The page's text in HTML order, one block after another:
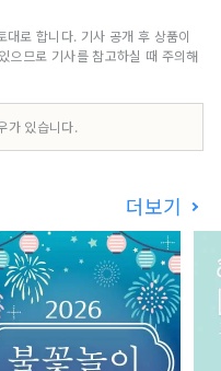
포 현장과 교토, 오사카, 간
서 펼쳐지는 네트워크를
가들과 다양한 문화예술,
공동 창조의 범위를 넓혀
조기구(주) / 사무국: 건강
)
마이니치 신문
우메다 3-4-5, 우편번호
전화: 06-6136-
로 합니다. 기사 공개 후 상품이
으므로 기사를 참고하실 때 주의해
가 있습니다.
더보기